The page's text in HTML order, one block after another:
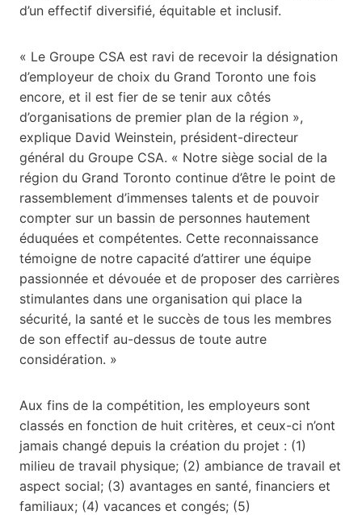
d’un effectif diversifié, équitable et inclusif.
« Le Groupe CSA est ravi de recevoir la désignation
d’employeur de choix du Grand Toronto une fois
encore, et il est fier de se tenir aux côtés
d’organisations de premier plan de la région »,
explique David Weinstein, président-directeur
général du Groupe CSA. « Notre siège social de la
région du Grand Toronto continue d’être le point de
rassemblement d’immenses talents et de pouvoir
compter sur un bassin de personnes hautement
éduquées et compétentes. Cette reconnaissance
témoigne de notre capacité d’attirer une équipe
passionnée et dévouée et de proposer des carrières
stimulantes dans une organisation qui place la
sécurité, la santé et le succès de tous les membres
de son effectif au-dessus de toute autre
considération. »
Aux fins de la compétition, les employeurs sont
classés en fonction de huit critères, et ceux-ci n’ont
jamais changé depuis la création du projet : (1)
milieu de travail physique; (2) ambiance de travail et
aspect social; (3) avantages en santé, financiers et
familiaux; (4) vacances et congés; (5)